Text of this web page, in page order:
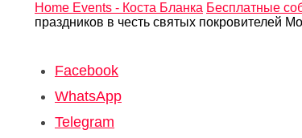
Home Events - Коста Бланка Бесплатные
праздников в честь святых покровителей
Facebook
WhatsApp
Telegram